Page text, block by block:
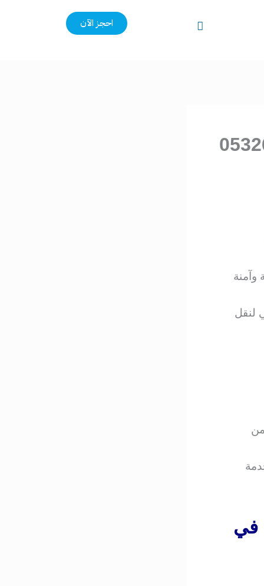
احجز الآن
0532625892
لنقل
في